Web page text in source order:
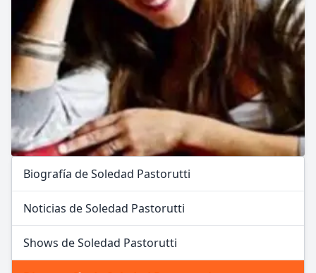
Biografía de Soledad Pastorutti
Noticias de Soledad Pastorutti
Shows de Soledad Pastorutti